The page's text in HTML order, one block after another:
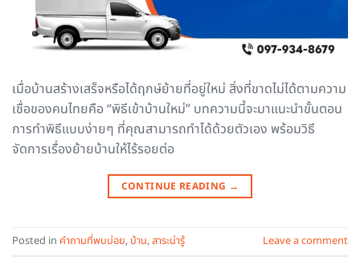
เมื่อบ้านสร้างเสร็จหรือได้ฤกษ์ย้ายที่อยู่ใหม่ สิ่งที่ขาดไม่ได้ตามความ
เชื่อของคนไทยคือ “พิธีเข้าบ้านใหม่” บทความนี้จะมาแนะนำขั้นตอน
การทำพิธีแบบง่ายๆ ที่คุณสามารถทำได้ด้วยตัวเอง พร้อมวิธี
จัดการเรื่องย้ายบ้านให้ไร้รอยต่อ
CONTINUE READING →
Posted in คำถามที่พบบ่อย, บ้าน,สาระน่ารู้ Leave a comment